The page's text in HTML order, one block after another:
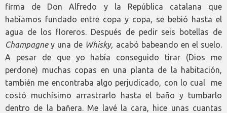
firma de Don Alfredo y la República catalana que
habíamos fundado entre copa y copa, se bebió hasta el
agua de los floreros. Después de pedir seis botellas de
Champagney una de Whisky, acabó babeando en el suelo.
A pesar de que yo había conseguido tirar (Dios me
perdone) muchas copas en una planta de la habitación,
también me encontraba algo perjudicado, con lo cual me
costó muchísimo arrastrarlo hasta el baño y tumbarlo
dentro de la bañera. Me lavé la cara, hice unas cuantas